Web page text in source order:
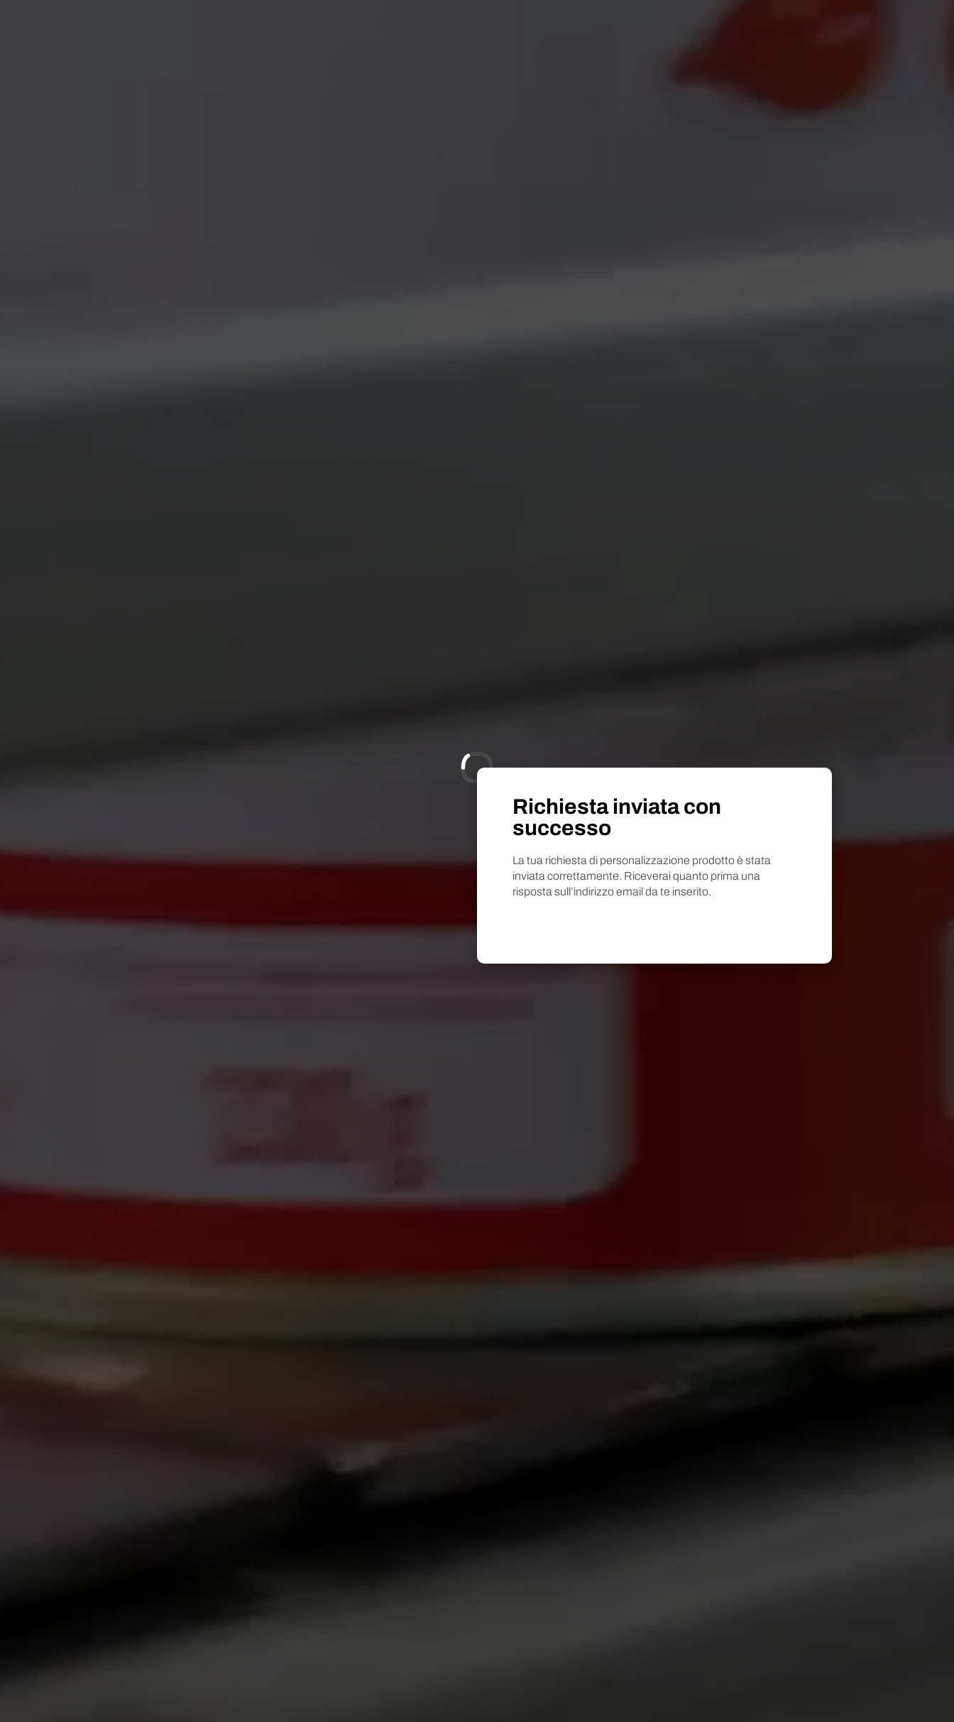
Richiesta inviata con
successo
La tua richiesta di personalizzazione prodotto è stata
inviata correttamente. Riceverai quanto prima una
risposta sull’indirizzo email da te inserito.